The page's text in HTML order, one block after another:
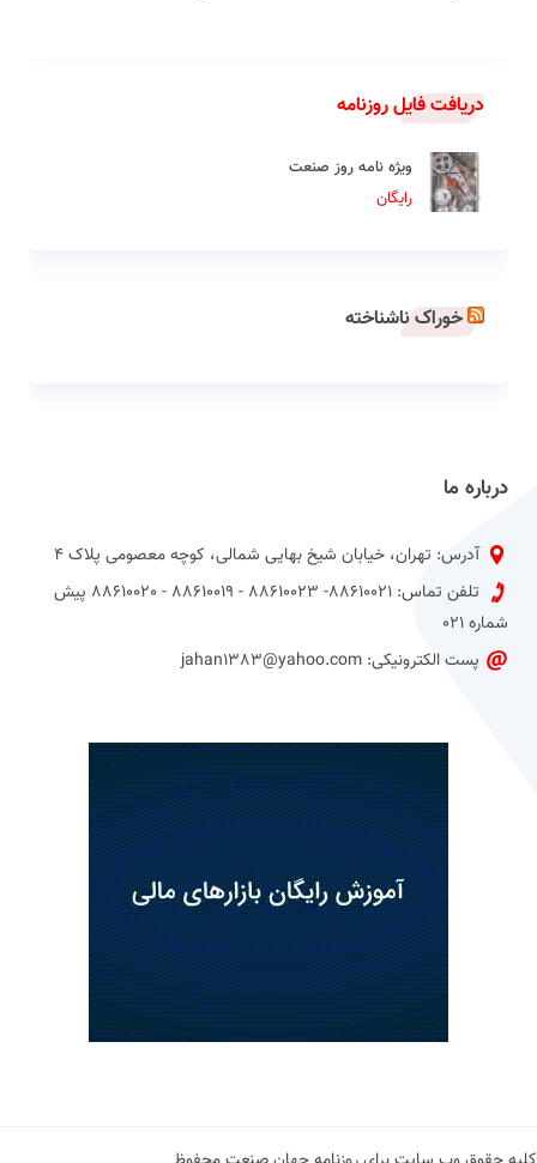
دریافت فایل روزنامه
ویژه نامه روز صنعت
رایگان
خوراک ناشناخته
درباره ما
آدرس: تهران، خیابان شیخ بهایی شمالی، کوچه معصومی پلاک 4
تلفن تماس: 88610021- 88610023 - 88610019 - 88610020 پیش
شماره 021
پست الکترونیکی: jahan1383@yahoo.com